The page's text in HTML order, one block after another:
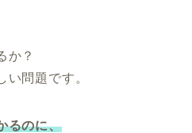
か？
い問題です。
るのに、